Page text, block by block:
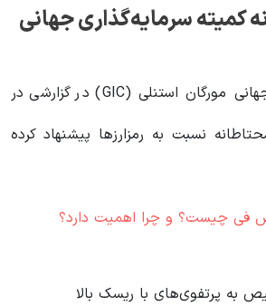
کمیته سرمایه‌گذاری جهانی
کمیته سرمایه‌گذاری جهانی مورگان استنلی (GIC) در گزارشی در
نسبت به رمزارزها پیشنهاد کرده
فی چیست؟ و چرا اهمیت دارد؟
تخصیص به پرتفوی‌های با ریسک بالا